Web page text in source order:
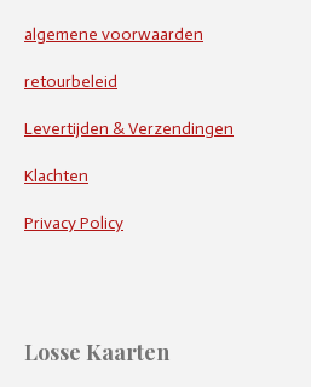
algemene voorwaarden
retourbeleid
Levertijden & Verzendingen
Klachten
Privacy Policy
Losse Kaarten